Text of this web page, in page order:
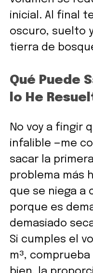
inicial. Al final
oscuro, suelto
tierra de
Qué Puede
lo He
No voy a fingir
infalible —me
sacar la
problema más
que se niega a
porque es
demasiado
Si cumples el
m³,